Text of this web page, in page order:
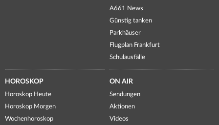
A661 News
Günstig tanken
Parkhäuser
Flugplan Frankfurt
Schulausfälle
HOROSKOP
Horoskop Heute
Horoskop Morgen
Wochenhoroskop
ON AIR
Sendungen
Aktionen
Videos